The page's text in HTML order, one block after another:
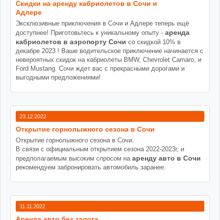
Cкидки на аренду кабриолетов в Сочи и
Адлере
Эксклюзивные приключения в Сочи и Адлере теперь ещё
доступнее! Приготовьтесь к уникальному опыту - аренда
кабриолетов в аэропорту Сочи со скидкой 10% в
декабре 2023 ! Ваше водительское приключение начинается с
невероятных скидок на кабриолеты BMW, Chevrolet Camaro, и
Ford Mustang. Сочи ждет вас с прекрасными дорогами и
выгодными предложениями!
23.12.2022
Открытие горнолыжного сезона в Сочи
Открытие горнолыжного сезона в Сочи.
В связи с официальным открытием сезона 2022-2023г, и
предполагаемым высоким спросом на аренду авто в Сочи
рекомендуем забронировать автомобиль заранее.
11.11.2022